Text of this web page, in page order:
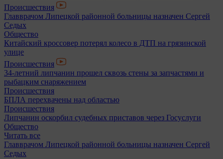
Происшествия
Главврачом Липецкой районной больницы назначен Сергей
Седых
Общество
Китайский кроссовер потерял колесо в ДТП на грязинской
улице
Происшествия
34-летний липчанин прошел сквозь стены за запчастями и
рыбацким снаряжением
Происшествия
БПЛА перехвачены над областью
Происшествия
Липчанин оскорбил судебных приставов через Госуслуги
Общество
Читать все
Главврачом Липецкой районной больницы назначен Сергей
Седых